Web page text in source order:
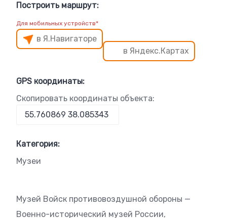
Построить маршрут:
Для мобильных устройств*
в Я.Навигаторе
в Яндекс.Картах
GPS координаты:
Скопировать координаты объекта:
Категория:
Музеи
Музей Войск противовоздушной обороны —
Военно-исторический музей России,